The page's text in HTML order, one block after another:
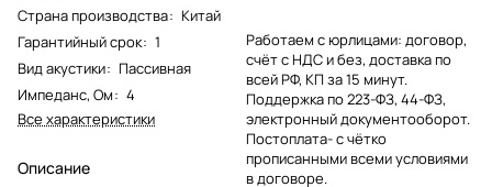
Страна производства: Китай
Гарантийный срок: 1
Вид акустики: Пассивная
Импеданс, Ом: 4
Все характеристики
Описание
Работаем с юрлицами: договор,
счёт с НДС и без, доставка по
всей РФ, КП за 15 минут.
Поддержка по 223-ФЗ, 44-ФЗ,
электронный документооборот.
Постоплата- с чётко
прописанными всеми условиями
в договоре.